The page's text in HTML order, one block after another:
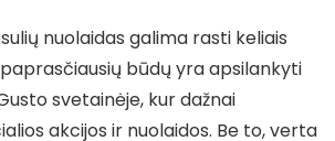
nuolaidas galima rasti keliais
paprasčiausių būdų yra apsilankyti
svetainėje, kur dažnai
akcijos ir nuolaidos. Be to, verta